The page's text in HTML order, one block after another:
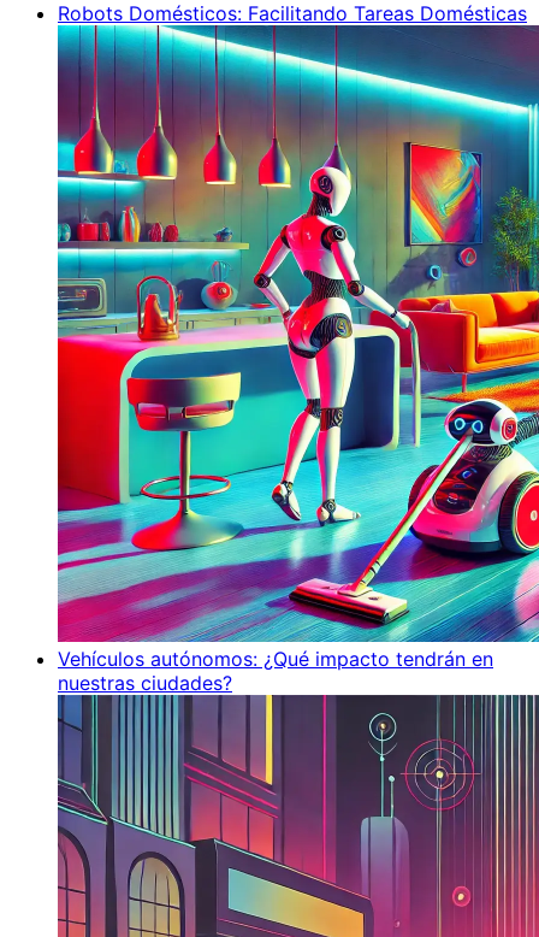
Robots Domésticos: Facilitando Tareas Domésticas
Vehículos autónomos: ¿Qué impacto tendrán en
nuestras ciudades?